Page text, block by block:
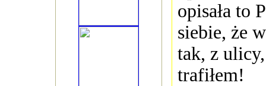
opisała to
siebie, że
tak, z
trafiłem!